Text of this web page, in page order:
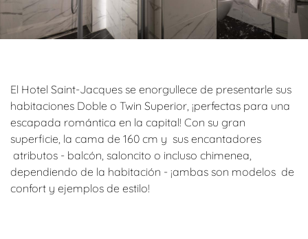
El Hotel Saint-Jacques se enorgullece de presentarle sus
habitaciones Doble o Twin Superior, ¡perfectas para una
escapada romántica en la capital! Con su gran
superficie, la cama de 160 cm y sus encantadores
atributos - balcón, saloncito o incluso chimenea,
dependiendo de la habitación - ¡ambas son modelos de
confort y ejemplos de estilo!